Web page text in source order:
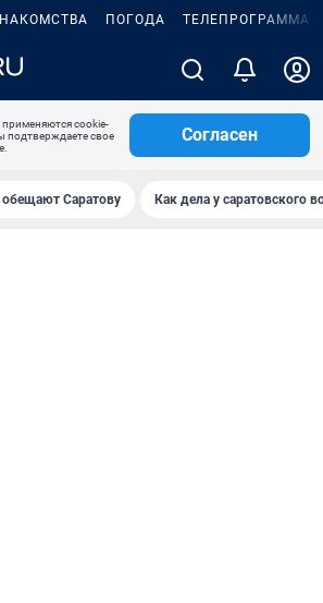
ПОГОДА ТЕЛЕПРОГРАММА
cookie-
подтверждаете свое
Согласен
обещают Саратову Как дела у саратовского